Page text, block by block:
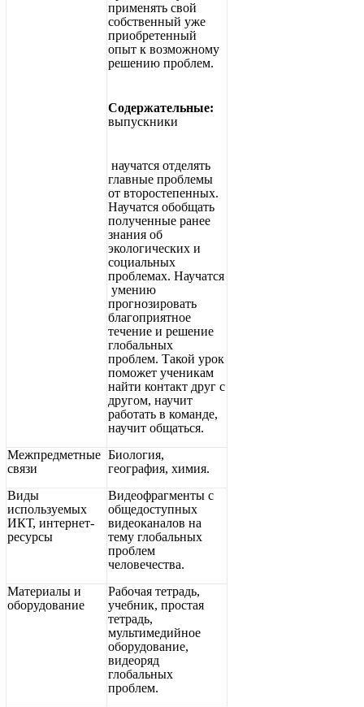
применять свой
собственный уже
приобретенный
опыт к возможному
решению проблем.
Содержательные:
выпускники
научатся отделять
главные проблемы
от второстепенных.
Научатся обобщать
полученные ранее
знания об
экологических и
социальных
проблемах. Научатся
умению
прогнозировать
благоприятное
течение и решение
глобальных
проблем. Такой урок
поможет ученикам
найти контакт друг с
другом, научит
работать в команде,
научит общаться.
Межпредметные
связи
Биология,
география, химия.
Виды
используемых
ИКТ, интернет-
ресурсы
Видеофрагменты с
общедоступных
видеоканалов на
тему глобальных
проблем
человечества.
Материалы и
оборудование
Рабочая тетрадь,
учебник, простая
тетрадь,
мультимедийное
оборудование,
видеоряд
глобальных
проблем.